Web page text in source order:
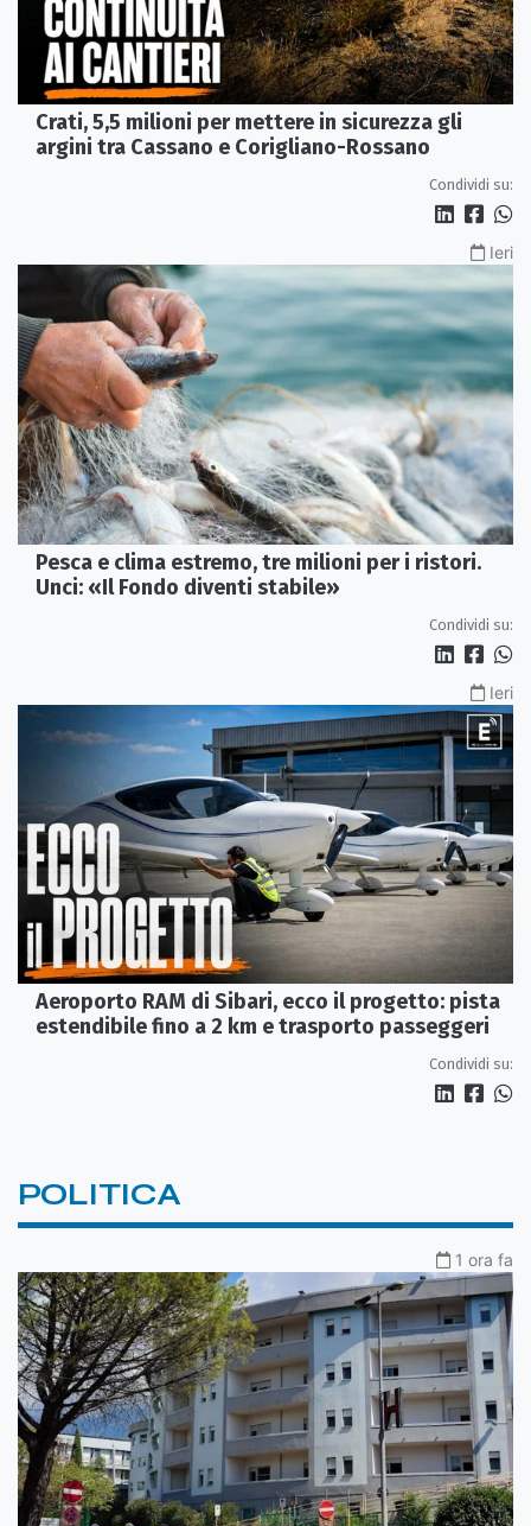
Crati, 5,5 milioni per mettere in sicurezza gli
argini tra Cassano e Corigliano-Rossano
Condividi su:
Ieri
Pesca e clima estremo, tre milioni per i ristori.
Unci: «Il Fondo diventi stabile»
Condividi su:
Ieri
Aeroporto RAM di Sibari, ecco il progetto: pista
estendibile fino a 2 km e trasporto passeggeri
Condividi su:
POLITICA
1 ora fa